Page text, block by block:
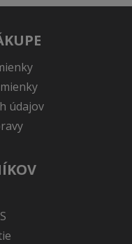
údajov